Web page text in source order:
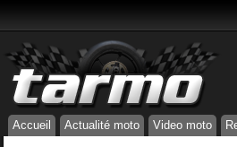
Accueil Actualité moto Video moto